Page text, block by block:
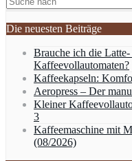
Die neuesten Beiträge
Brauche ich die
Kaffeevollautomaten?
Kaffeekapseln:
Aeropress – Der
Kleiner
3
Kaffeemaschine mit
(08/2026)